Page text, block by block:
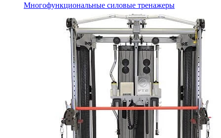
Многофункциональные силовые тренажеры